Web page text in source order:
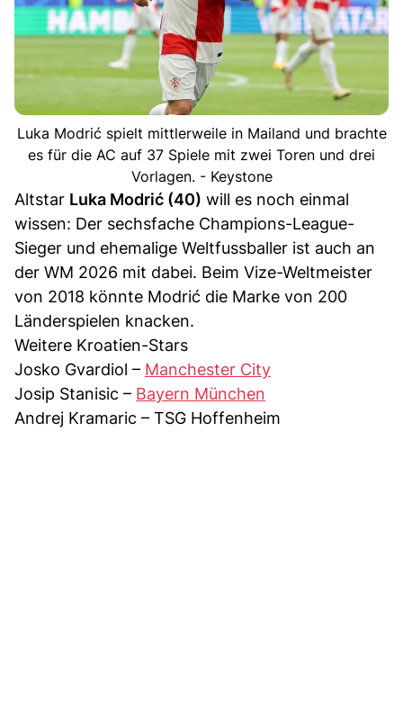
Luka Modrić spielt mittlerweile in Mailand und brachte
es für die AC auf 37 Spiele mit zwei Toren und drei
Vorlagen. - Keystone
Altstar Luka Modrić (40) will es noch einmal
wissen: Der sechsfache Champions-League-
Sieger und ehemalige Weltfussballer ist auch an
der WM 2026 mit dabei. Beim Vize-Weltmeister
von 2018 könnte Modrić die Marke von 200
Länderspielen knacken.
Weitere Kroatien-Stars
Josko Gvardiol – Manchester City
Josip Stanisic – Bayern München
Andrej Kramaric – TSG Hoffenheim